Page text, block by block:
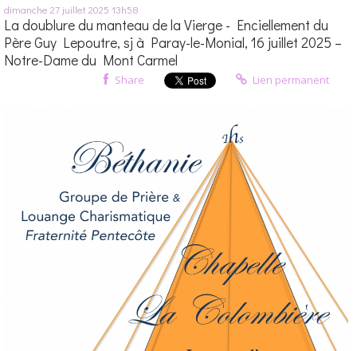
dimanche 27 juillet 2025 13h58
La doublure du manteau de la Vierge - Enciellement du
Père Guy Lepoutre, sj à Paray-le-Monial, 16 juillet 2025 –
Notre-Dame du Mont Carmel
Share Lien permanent